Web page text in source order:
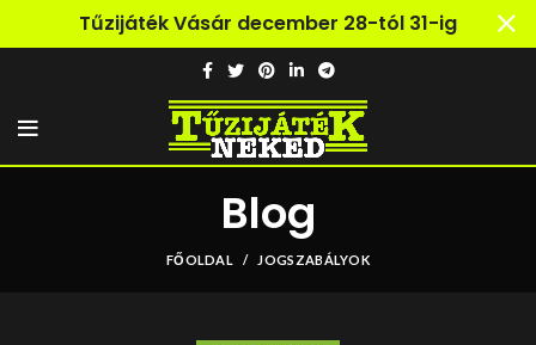
Blog
FŐOLDAL JOGSZABÁLYOK
Tűzijáték Vásár december 28-tól 31-ig